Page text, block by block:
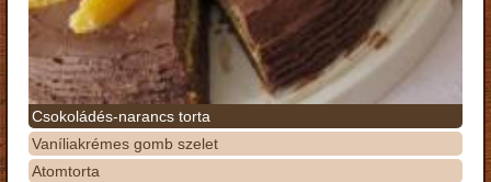
Csokoládés-narancs torta
Vaníliakrémes gomb szelet
Atomtorta